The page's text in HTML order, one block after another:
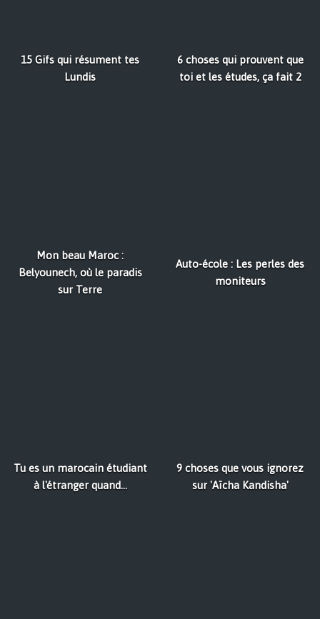
15 Gifs qui résument tes
Lundis
6 choses qui prouvent que
toi et les études, ça fait 2
Mon beau Maroc :
Belyounech, où le paradis
sur Terre
Auto-école : Les perles des
moniteurs
Tu es un marocain étudiant
à l'étranger quand...
9 choses que vous ignorez
sur 'Aïcha Kandisha'